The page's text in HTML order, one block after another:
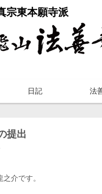
宗東本願寺派
日記 法
提出
介です。